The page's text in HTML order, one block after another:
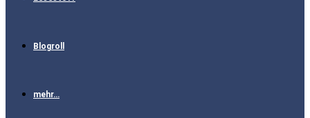
Blogroll
mehr…